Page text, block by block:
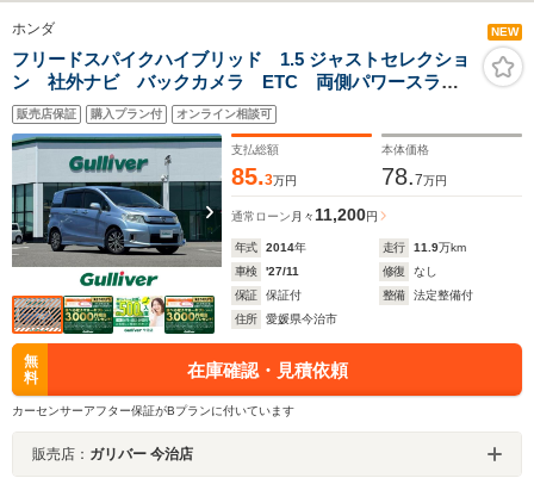
ホンダ NEW
フリードスパイクハイブリッド 1.5 ジャストセレクショ
ン 社外ナビ バックカメラ ETC 両側パワースライ
ドドア クルーズコントロール ドライブレコーダー
オートライト 純正アルミホイール
販売店保証 購入プラン付 オンライン相談可
支払総額
85.3万円
本体価格
78.7万円
通常ローン 月々11,200円
年式 2014年 走行 11.9万km
車検
'27/11 修復
なし
保証
保証付 整備
法定整備付
住所
愛媛県今治市
無
料
在庫確認・見積依頼
カーセンサーアフター保証がBプランに付いています
販売店： ガリバー 今治店